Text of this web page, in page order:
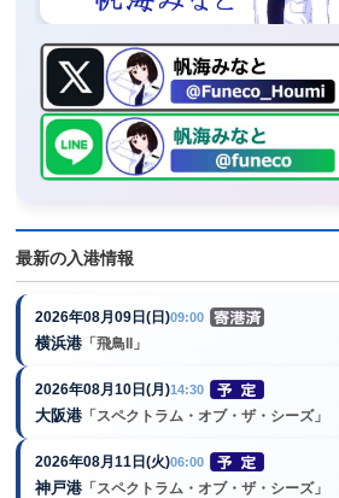
最新の入港情報
2026年08月09日(日)09:00
横浜港 「飛鳥II」
2026年08月10日(月)14:30
大阪港 「スペクトラム・オブ・ザ・シーズ」
2026年08月11日(火)06:00
神戸港 「スペクトラム・オブ・ザ・シーズ」